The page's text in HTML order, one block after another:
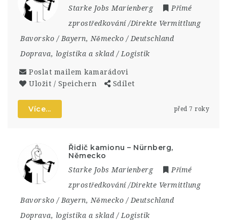
Starke Jobs Marienberg
Přímé
zprostředkování /Direkte Vermittlung
Bavorsko / Bayern, Německo / Deutschland
Doprava, logistika a sklad / Logistik
Poslat mailem kamarádovi
Uložit / Speichern
Sdílet
Více... před 7 roky
Řidič kamionu – Nürnberg,
Německo
Starke Jobs Marienberg
Přímé
zprostředkování /Direkte Vermittlung
Bavorsko / Bayern, Německo / Deutschland
Doprava, logistika a sklad / Logistik